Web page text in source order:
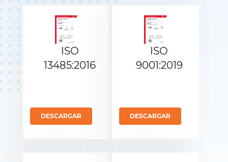
ISO
13485:2016
DESCARGAR
ISO
9001:2019
DESCARGAR